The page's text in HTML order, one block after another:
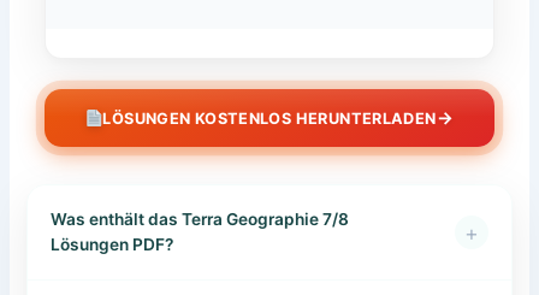
LÖSUNGEN KOSTENLOS HERUNTERLADEN→
Was enthält das Terra Geographie 7/8
Lösungen PDF?
+